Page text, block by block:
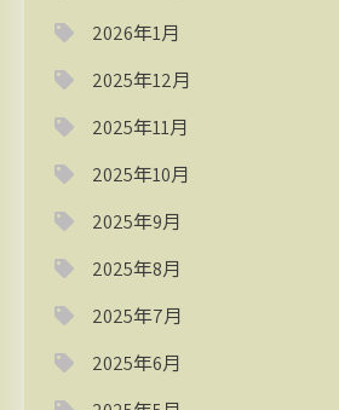
2026年1月
2025年12月
2025年11月
2025年10月
2025年9月
2025年8月
2025年7月
2025年6月